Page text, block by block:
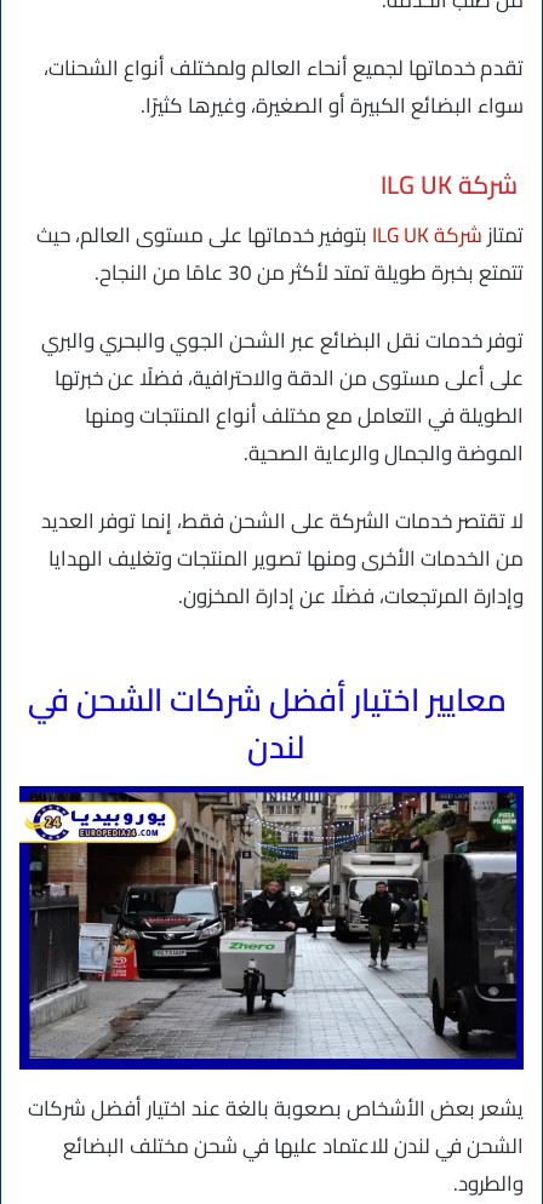
تقدم خدماتها لجميع أنحاء العالم ولمختلف أنواع الشحنات،
سواء البضائع الكبيرة أو الصغيرة، وغيرها كثيرًا.
شركة ILG UK
تمتازشركة ILG UK
بتوفير خدماتها على مستوى العالم، حيث
تتمتع بخبرة طويلة تمتد لأكثر من 30 عامًا من النجاح.
توفر خدمات نقل البضائع عبر الشحن الجوي والبحري والبري
على أعلى مستوى من الدقة والاحترافية، فضلًا عن خبرتها
الطويلة في التعامل مع مختلف أنواع المنتجات ومنها
الموضة والجمال والرعاية الصحية.
لا تقتصر خدمات الشركة على الشحن فقط، إنما توفر العديد
من الخدمات الأخرى ومنها تصوير المنتجات وتغليف الهدايا
وإدارة المرتجعات، فضلًا عن إدارة المخزون.
معايير اختيار أفضل شركات الشحن في
لندن
يشعر بعض الأشخاص بصعوبة بالغة عند اختيار أفضل شركات
الشحن في لندن للاعتماد عليها في شحن مختلف البضائع
والطرود.